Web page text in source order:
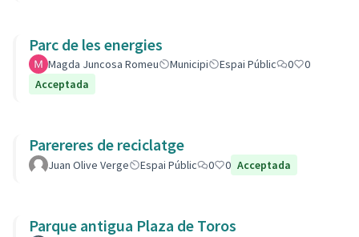
Parc de les energies
Magda Juncosa Romeu Municipi Espai Públic 0
0
Acceptada
Parereres de reciclatge
Juan Olive Verge Espai Públic 0 0 Acceptada
Parque antigua Plaza de Toros